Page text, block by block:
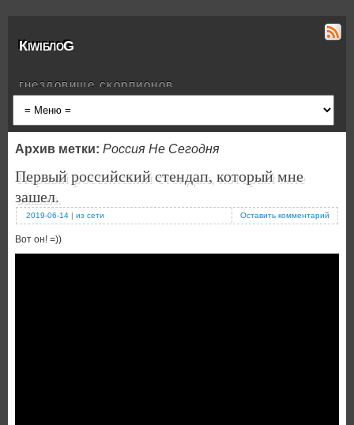
КiwiблоG
гнездовище скорпионов
Архив метки: Россия Не Сегодня
Первый российский стендап, который мне
зашел.
2019-06-14 | из сети Оставить комментарий
Вот он! =))